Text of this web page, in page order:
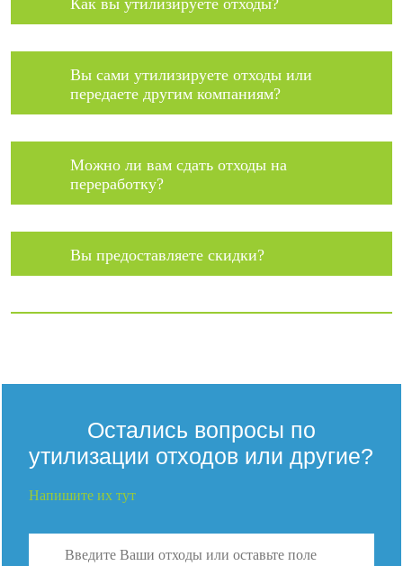
Как вы утилизируете отходы?
Вы сами утилизируете отходы или
передаете другим компаниям?
Можно ли вам сдать отходы на
переработку?
Вы предоставляете скидки?
Остались вопросы по
утилизации отходов или другие?
Напишите их тут